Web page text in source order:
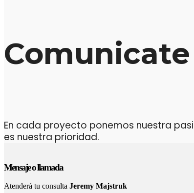
En cada proyecto ponemos nuestra
es nuestra prioridad.
Mensaje o llamada
Atenderá tu consulta Jeremy Majstruk